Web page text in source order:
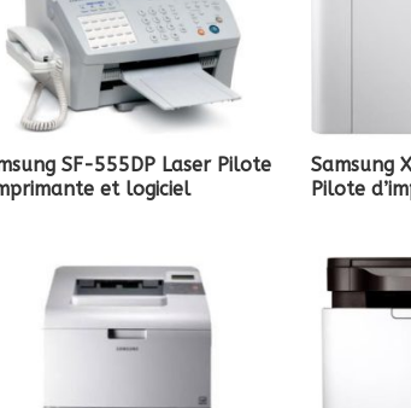
SF-555DP Laser Pilote
et logiciel
Samsung
Pilote